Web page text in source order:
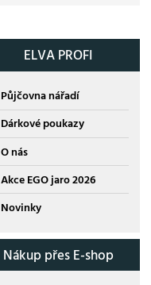
ELVA PROFI
Půjčovna nářadí
Dárkové poukazy
O nás
Akce EGO jaro 2026
Novinky
Nákup přes E-shop